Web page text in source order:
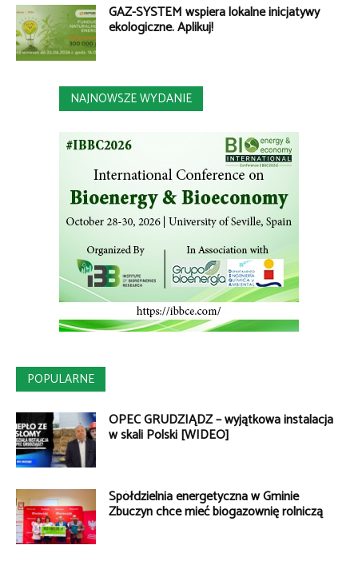
GAZ-SYSTEM wspiera lokalne inicjatywy
ekologiczne. Aplikuj!
NAJNOWSZE WYDANIE
POPULARNE
OPEC GRUDZIĄDZ – wyjątkowa instalacja
w skali Polski [WIDEO]
Spółdzielnia energetyczna w Gminie
Zbuczyn chce mieć biogazownię rolniczą